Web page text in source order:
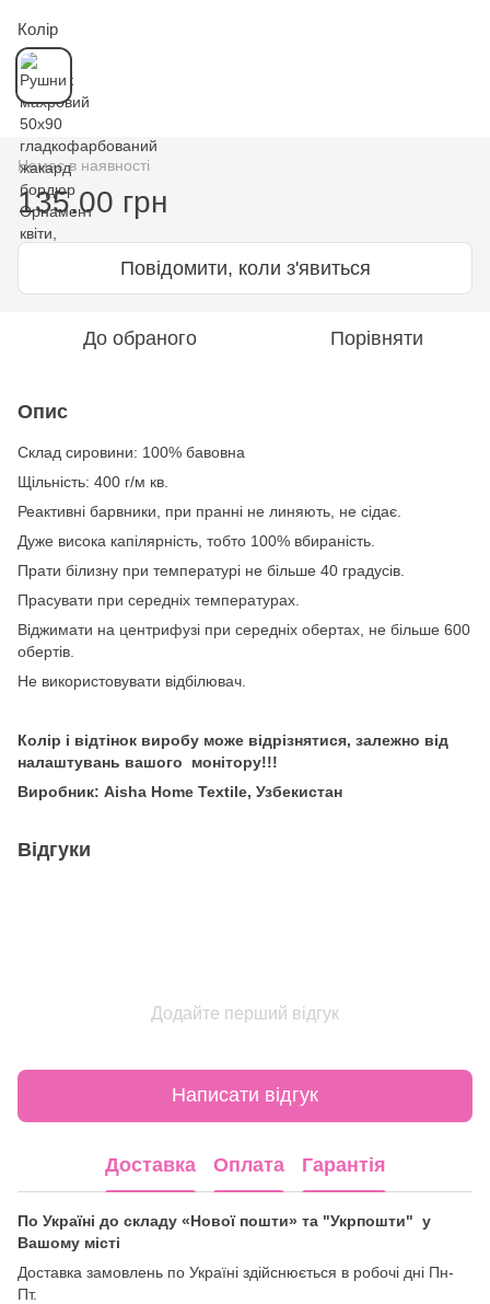
Колір
Немає в наявності
135.00 грн
Повідомити, коли з'явиться
До обраного Порівняти
Опис
Склад сировини: 100% бавовна
Щільність: 400 г/м кв.
Реактивні барвники, при пранні не линяють, не сідає.
Дуже висока капілярність, тобто 100% вбираність.
Прати білизну при температурі не більше 40 градусів.
Прасувати при середніх температурах.
Віджимати на центрифузі при середніх обертах, не більше 600
обертів.
Не використовувати відбілювач.
Колір і відтінок виробу може відрізнятися, залежно від
налаштувань вашого монітору!!!
Виробник: Aisha Home Textile, Узбекистан
Відгуки
Додайте перший відгук
Написати відгук
Доставка Оплата Гарантія
По Україні до складу «Нової пошти» та "Укрпошти" у
Вашому місті
Доставка замовлень по Україні здійснюється в робочі дні Пн-
Пт.